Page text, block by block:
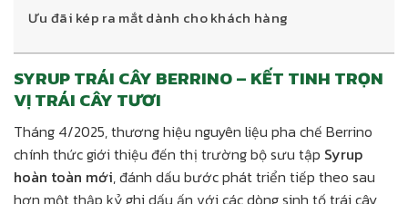
Ưu đãi kép ra mắt dành cho khách hàng
SYRUP TRÁI CÂY BERRINO – KẾT TINH TRỌN
VỊ TRÁI CÂY TƯƠI
Tháng 4/2025, thương hiệu nguyên liệu pha chế Berrino
chính thức giới thiệu đến thị trường bộ sưu tập Syrup
hoàn toàn mới, đánh dấu bước phát triển tiếp theo sau
hơn một thập kỷ ghi dấu ấn với các dòng sinh tố trái cây